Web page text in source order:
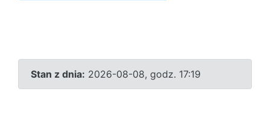
Stan z dnia: 2026-08-08, godz. 17:19